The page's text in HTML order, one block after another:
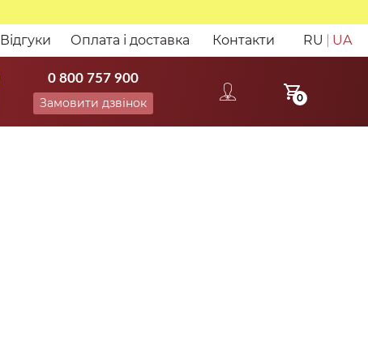
Відгуки Оплата і доставка Контакти RU UA
0 800 757 900
Замовити дзвінок 0